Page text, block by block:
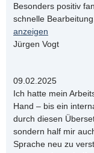
Besonders positiv
schnelle
anzeigen
Jürgen Vogt
09.02.2025
Ich hatte mein
Hand – bis ein
durch diesen
sondern half mir
Sprache neu zu